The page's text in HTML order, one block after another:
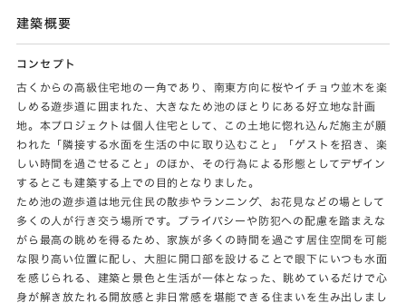
建築概要
コンセプト
古くからの高級住宅地の一角であり、南東方向に桜やイチョウ並木を楽
しめる遊歩道に囲まれた、大きなため池のほとりにある好立地な計画
地。本プロジェクトは個人住宅として、この土地に惚れ込んだ施主が願
われた「隣接する水面を生活の中に取り込むこと」「ゲストを招き、楽
しい時間を過ごせること」のほか、その行為による形態としてデザイン
するとこも建築する上での目的となりました。
ため池の遊歩道は地元住民の散歩やランニング、お花見などの場として
多くの人が行き交う場所です。プライバシーや防犯への配慮を踏まえな
がら最高の眺めを得るため、家族が多くの時間を過ごす居住空間を可能
な限り高い位置に配し、大胆に開口部を設けることで眼下にいつも水面
を感じられる、建築と景色と生活が一体となった、眺めているだけで心
身が解き放たれる開放感と非日常感を堪能できる住まいを生み出しまし